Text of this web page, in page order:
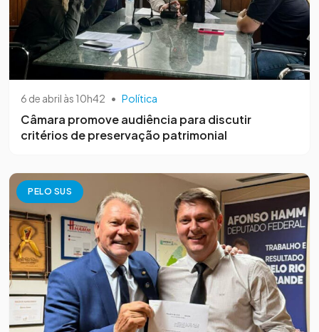
6 de abril às 10h42 • Política
Câmara promove audiência para discutir
critérios de preservação patrimonial
PELO SUS